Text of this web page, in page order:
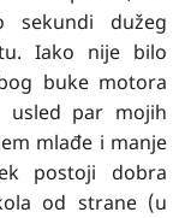
sekundi dužeg
Iako nije bilo
buke motora
usled par mojih
mlađe i manje
postoji dobra
od strane (u